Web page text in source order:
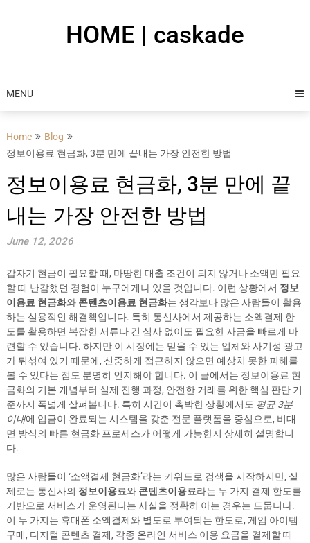
HOME | caskade
MENU
Home
Blog
정보이용료 현금화, 3분 만에 끝내는 가장 안전한 방법
정보이용료 현금화, 3분 만에 끝
내는 가장 안전한 방법
June 12, 2026
갑자기 현금이 필요할 때, 마땅한 대출 조건이 되지 않거나 소액만 필요
할 때 난감했던 경험이 누구에게나 있을 것입니다. 이런 상황에서 정보
이용료 현금화와 콘텐츠이용료 현금화는 생각보다 많은 사람들이 활용
하는 실용적인 해결책입니다. 특히 통신사에서 제공하는 소액결제 한
도를 활용하면 복잡한 서류나 긴 심사 없이도 필요한 자금을 빠르게 마
련할 수 있습니다. 하지만 이 시장에는 믿을 수 있는 업체와 사기성 광고
가 뒤섞여 있기 때문에, 신중하게 접근하지 않으면 예상치 못한 피해를
볼 수 있다는 점도 분명히 인지해야 합니다. 이 글에서는 정보이용료 현
금화의 기본 개념부터 실제 진행 과정, 안전한 거래를 위한 핵심 판단 기
준까지 폭넓게 살펴봅니다. 특히 시간이 촉박한 상황에서도 평균 3분
이내에 입금이 완료되는 시스템을 갖춘 전문 플랫폼을 중심으로, 비대
면 방식의 빠른 현금화 프로세스가 어떻게 가능한지 상세히 설명합니
다.
많은 사람들이 ‘소액결제 현금화’라는 키워드로 검색을 시작하지만, 실
제로는 통신사의 정보이용료와 콘텐츠이용료라는 두 가지 결제 한도를
기반으로 서비스가 운영된다는 사실을 정확히 아는 경우는 드뭅니다.
이 두 가지는 휴대폰 소액결제와 별도로 부여되는 한도로, 게임 아이템
구매, 디지털 콘텐츠 결제, 각종 온라인 서비스 이용 요금을 결제할 때